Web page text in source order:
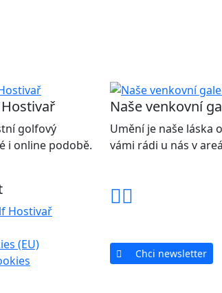
golfový
i online podobě.
Naše venkovní
Umění je naše láska
vámi rádi u nás v
Hostivař
(EU)
Chci newsletter